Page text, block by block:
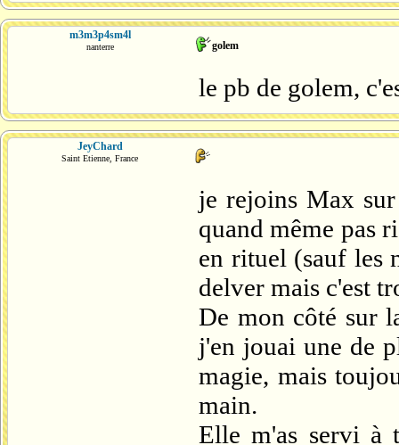
m3m3p4sm4l
nanterre golem
le pb de golem,
JeyChard
Saint Etienne, France
je rejoins Max
quand même pas
en rituel (sauf les
delver mais c'est
De mon côté sur
j'en jouai une de
magie, mais
main.
Elle m'as servi à